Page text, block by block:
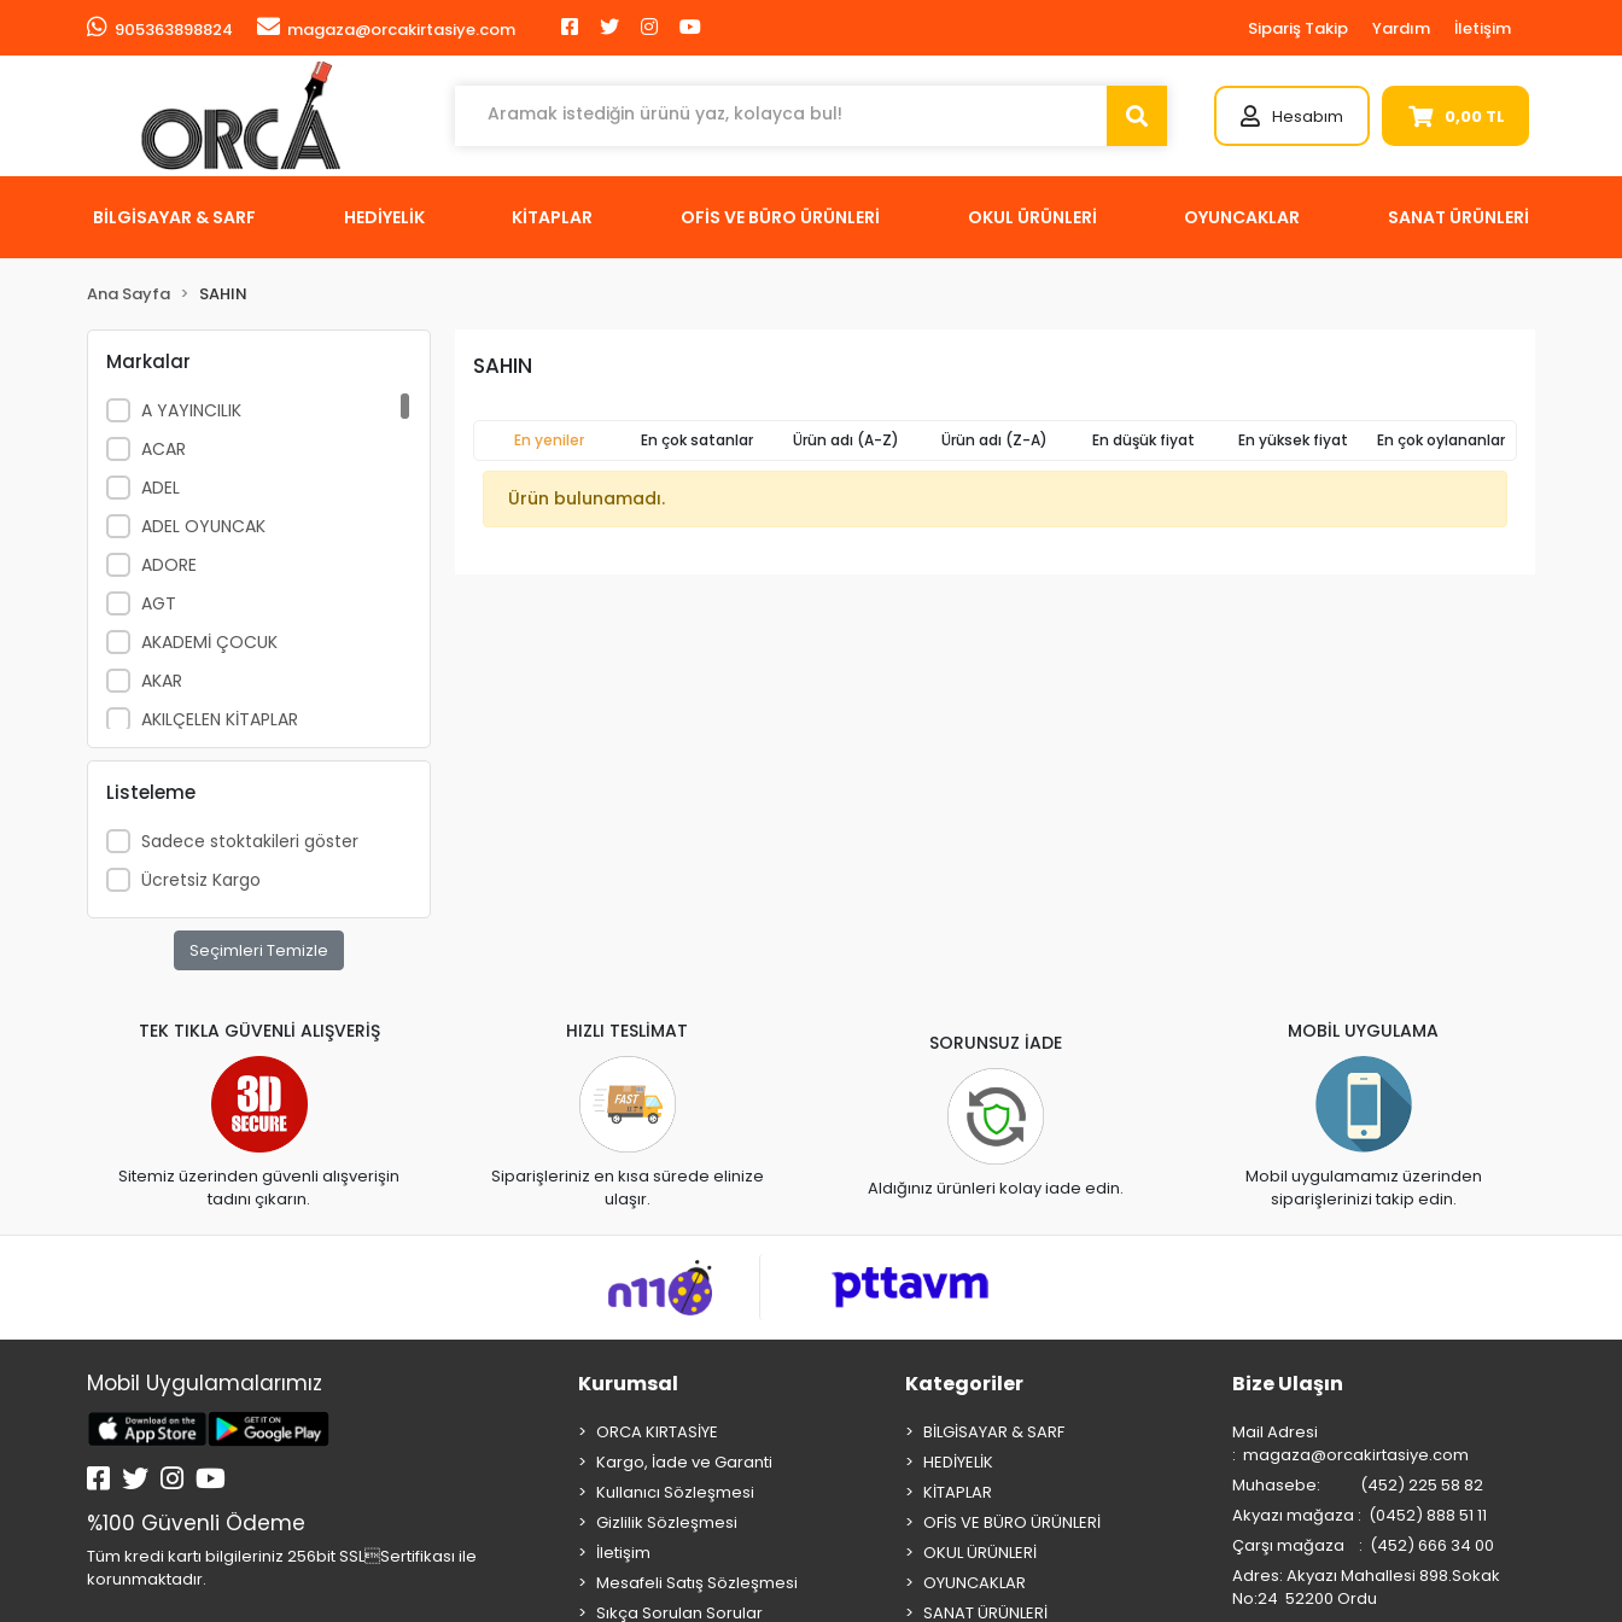
905363898824 magaza@orcakirtasiye.com Sipariş Takip Yardım İletişim
Hesabım 0,00 TL
BİLGİSAYAR & SARF HEDİYELİK KİTAPLAR OFİS VE BÜRO ÜRÜNLERİ OKUL ÜRÜNLERİ OYUNCAKLAR SANAT ÜRÜNLERİ
Ana Sayfa SAHIN
Markalar
A YAYINCILIK
ACAR
ADEL
ADEL OYUNCAK
ADORE
AGT
AKADEMİ ÇOCUK
AKAR
AKILÇELEN KİTAPLAR
ALEMDAR
ALEX SCHOELLER
ALFA YAYINLARI
ALPİNO
ALTIN KİTAP
APRİL
ARKADAŞ YAYINCILIK
ARTDECO
ARTDECO 140
ARTEMİS YAYINLARI
BAYINDIR
BEAR&DEAR
BECKS
BELMİL
BENETTON
BESTWAY
BEYAZ BALİNA YAYINLARI
Listeleme
Sadece stoktakileri göster
Ücretsiz Kargo
Seçimleri Temizle
SAHIN
En yeniler En çok satanlar Ürün adı (A-Z) Ürün adı (Z-A) En düşük fiyat En yüksek fiyat En çok oylananlar
Ürün bulunamadı.
TEK TIKLA GÜVENLİ ALIŞVERİŞ
Sitemiz üzerinden güvenli alışverişin
tadını çıkarın.
HIZLI TESLİMAT
Siparişleriniz en kısa sürede elinize
ulaşır.
SORUNSUZ İADE
Aldığınız ürünleri kolay iade edin.
MOBİL UYGULAMA
Mobil uygulamamız üzerinden
siparişlerinizi takip edin.
Mobil Uygulamalarımız
%100 Güvenli Ödeme
Tüm kredi kartı bilgileriniz 256bit SSLSertifikası ile
korunmaktadır.
Kurumsal
ORCA KIRTASİYE
Kargo, İade ve Garanti
Kullanıcı Sözleşmesi
Gizlilik Sözleşmesi
İletişim
Mesafeli Satış Sözleşmesi
Sıkça Sorulan Sorular
Kategoriler
BİLGİSAYAR & SARF
HEDİYELİK
KİTAPLAR
OFİS VE BÜRO ÜRÜNLERİ
OKUL ÜRÜNLERİ
OYUNCAKLAR
SANAT ÜRÜNLERİ
Bize Ulaşın
Mail Adresi
: magaza@orcakirtasiye.com
Muhasebe: (452) 225 58 82
Akyazı mağaza : (0452) 888 51 11
Çarşı mağaza : (452) 666 34 00
Adres: Akyazı Mahallesi 898.Sokak
No:24 52200 Ordu